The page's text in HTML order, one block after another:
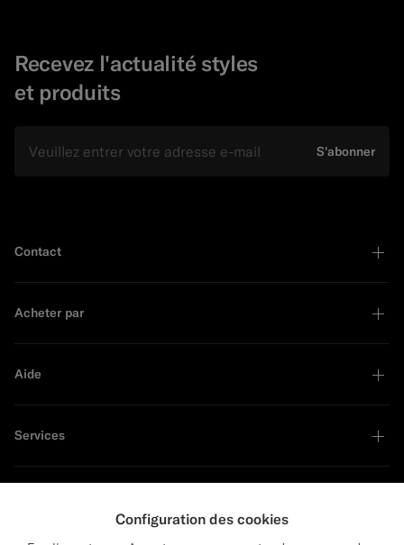
Recevez l'actualité styles
et produits
S'abonner
Contact
Acheter par
Aide
Services
Configuration des cookies